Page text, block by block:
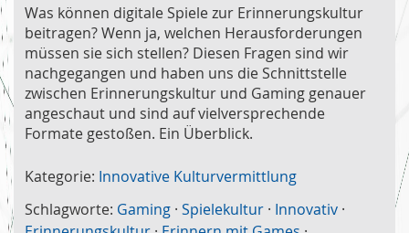
Was können digitale Spiele zur Erinnerungskultur
beitragen? Wenn ja, welchen Herausforderungen
müssen sie sich stellen? Diesen Fragen sind wir
nachgegangen und haben uns die Schnittstelle
zwischen Erinnerungskultur und Gaming genauer
angeschaut und sind auf vielversprechende
Formate gestoßen. Ein Überblick.
Kategorie: Innovative Kulturvermittlung
Schlagworte: Gaming · Spielekultur · Innovativ ·